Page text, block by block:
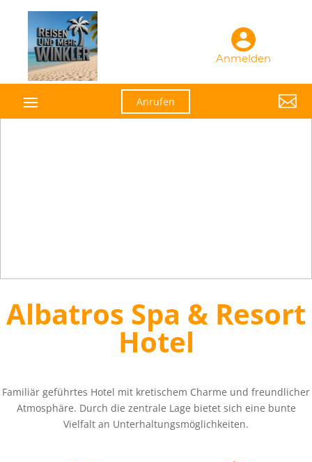
Anmelden
Anrufen 
Albatros Spa & Resort
Hotel
Familiär geführtes Hotel mit kretischem Charme und freundlicher
Atmosphäre. Durch die zentrale Lage bietet sich eine bunte
Vielfalt an Unterhaltungsmöglichkeiten.